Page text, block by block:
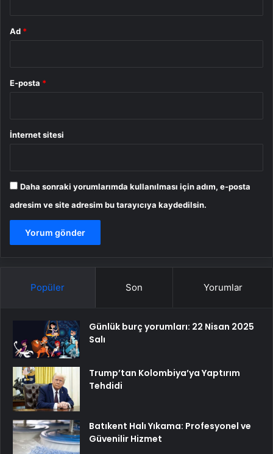
Ad *
E-posta *
İnternet sitesi
Daha sonraki yorumlarımda kullanılması için adım, e-posta
adresim ve site adresim bu tarayıcıya kaydedilsin.
Popüler Son Yorumlar
Günlük burç yorumları: 22 Nisan 2025
Salı
Trump’tan Kolombiya’ya Yaptırım
Tehdidi
Batıkent Halı Yıkama: Profesyonel ve
Güvenilir Hizmet